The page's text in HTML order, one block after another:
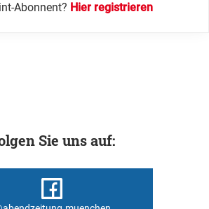
Abonnent? Hier registrieren
Sie uns auf: